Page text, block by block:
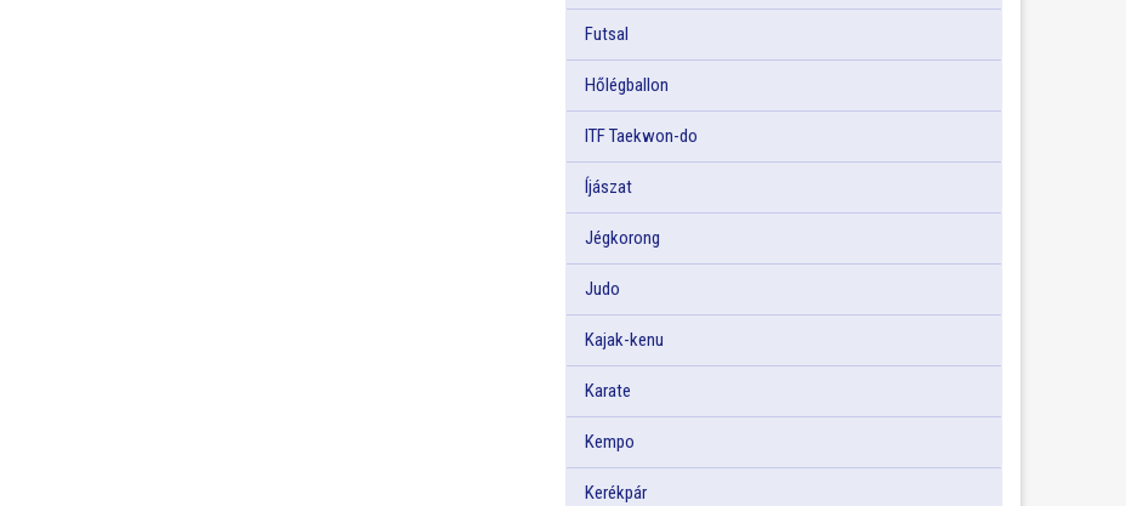
Futsal
Hőlégballon
ITF Taekwon-do
Íjászat
Jégkorong
Judo
Kajak-kenu
Karate
Kempo
Kerékpár